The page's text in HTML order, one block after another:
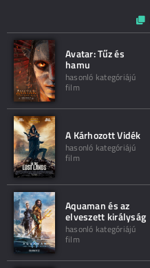
Avatar: Tűz és
hamu
hasonló kategóriájú
film
A Kárhozott Vidék
hasonló kategóriájú
film
Aquaman és az
elveszett királyság
hasonló kategóriájú
film